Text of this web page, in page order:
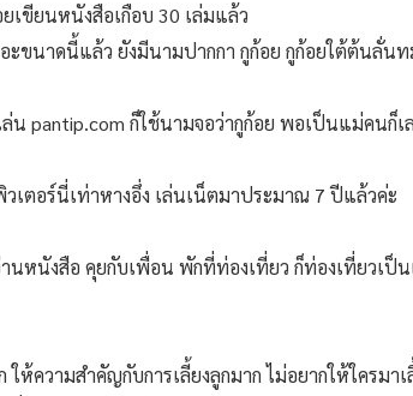
เขียนหนังสือเกือบ 30 เล่มแล้ว
อะขนาดนี้แล้ว ยังมีนามปากกา กูก้อย กูก้อยใต้ต้นลั่น
pantip.com ก็ใช้นามจอว่ากูก้อย พอเป็นแม่คนก็
ตอร์นี่เท่าหางอึ่ง เล่นเน็ตมาประมาณ 7 ปีแล้วค่ะ
หนังสือ คุยกับเพื่อน พักที่ท่องเที่ยว ก็ท่องเที่ยวเ
ความสำคัญกับการเลี้ยงลูกมาก ไม่อยากให้ใครมา